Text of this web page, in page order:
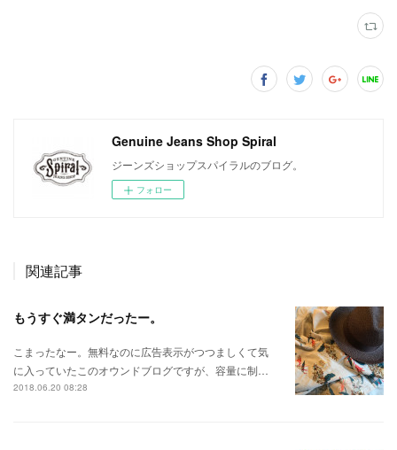
Genuine Jeans Shop Spiral
ジーンズショップスパイラルのブログ。
フォロー
関連記事
もうすぐ満タンだったー。
こまったなー。無料なのに広告表示がつつましくて気
に入っていたこのオウンドブログですが、容量に制…
2018.06.20 08:28